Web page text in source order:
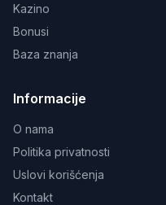
Kazino
Bonusi
Baza znanja
Informacije
O nama
Politika privatnosti
Uslovi korišćenja
Kontakt